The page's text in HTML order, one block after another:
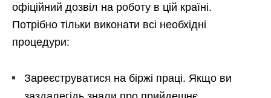
офіційний дозвіл на роботу в цій країні.
Потрібно тільки виконати всі необхідні
процедури:
Зареєструватися на біржі праці. Якщо ви